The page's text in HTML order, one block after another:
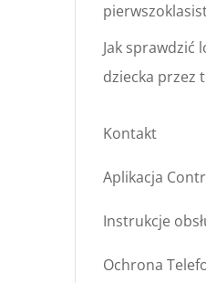
Jak sprawdzić
dziecka przez
Kontakt
Aplikacja
Instrukcje
Ochrona